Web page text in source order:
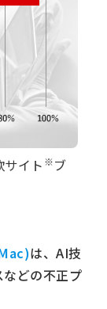
イト ※ブ
は、AI技
どの不正プ